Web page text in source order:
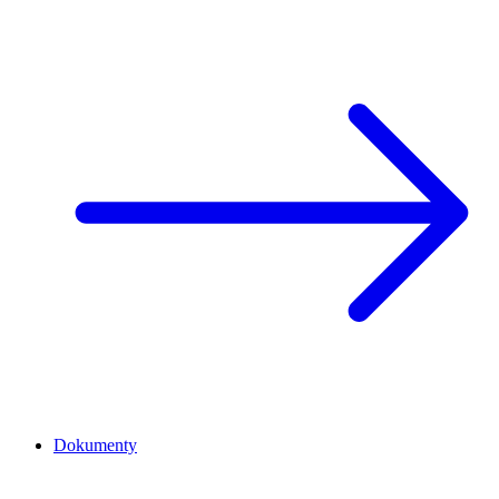
Dokumenty